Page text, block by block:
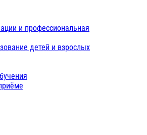
и профессиональная
детей и взрослых